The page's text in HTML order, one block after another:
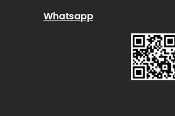
Whatsapp